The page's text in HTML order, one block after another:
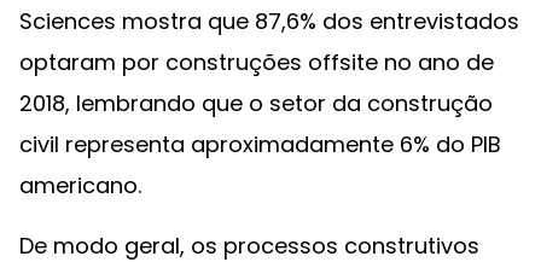
Sciences mostra que 87,6% dos entrevistados
optaram por construções offsite no ano de
2018, lembrando que o setor da construção
civil representa aproximadamente 6% do PIB
americano.
De modo geral, os processos construtivos